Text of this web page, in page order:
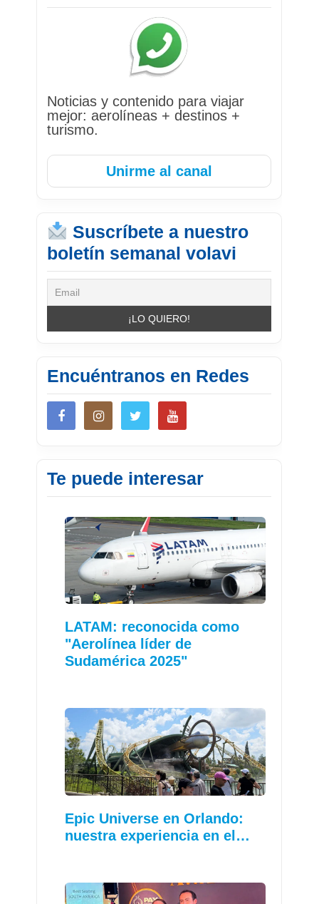
Noticias y contenido para viajar
mejor: aerolíneas + destinos +
turismo.
Unirme al canal
Suscríbete a nuestro
boletín semanal volavi
Encuéntranos en Redes
Te puede interesar
LATAM: reconocida como
"Aerolínea líder de
Sudamérica 2025"
Epic Universe en Orlando:
nuestra experiencia en el…